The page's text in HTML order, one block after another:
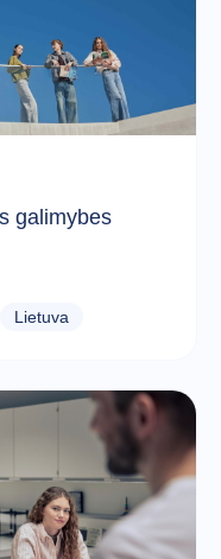
galimybes
Lietuva